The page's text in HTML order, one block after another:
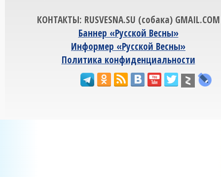
КОНТАКТЫ: RUSVESNA.SU (собака) GMAIL.COM
Баннер «Русской Весны»
Информер «Русской Весны»
Политика конфиденциальности